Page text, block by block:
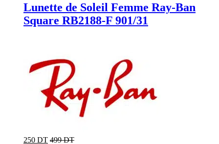
Lunette de Soleil Femme Ray-Ban
Square RB2188-F 901/31
250 DT 499 DT